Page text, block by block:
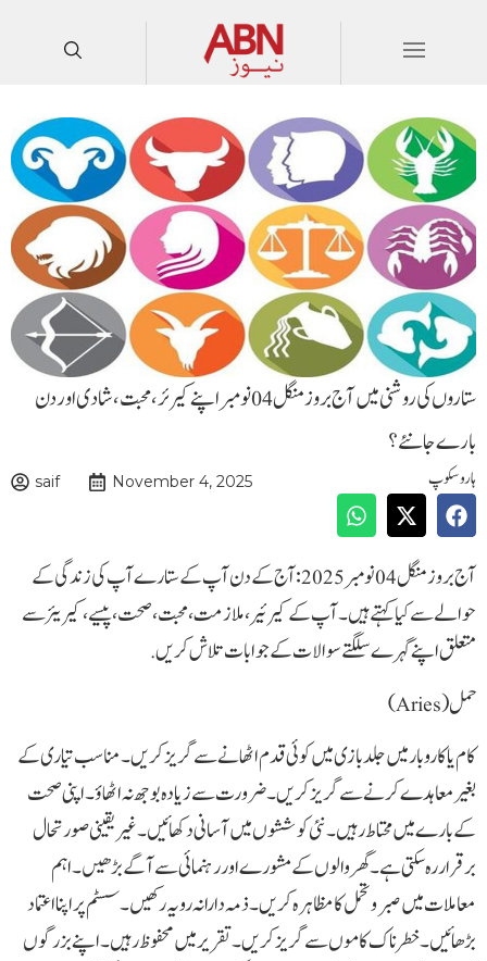
ستاروں کی روشنی میں آج بروزمنگل04نومبر اپنے کیرئر،محبت،شادی اور دن
بارے جانئے ؟
ہاروسکوپ saif November 4, 2025
آج بروزمنگل04نومبر 2025:آج کے دن آپ کے ستارے آپ کی زندگی کے
حوالے سے کیا کہتے ہیں ۔ آپ کے کیرئیر ، ملازمت، محبت، صحت، پیسے، کیریئر سے
متعلق اپنے گہرے سلگتے سوالات کے جوابات تلاش کریں.
حمل(Aries)
کام یا کاروبار میں جلد بازی میں کوئی قدم اٹھانے سے گریز کریں۔ مناسب تیاری کے
بغیر معاہدے کرنے سے گریز کریں۔ ضرورت سے زیادہ بوجھ نہ اٹھاؤ۔ اپنی صحت
کے بارے میں محتاط رہیں۔ نئی کوششوں میں آسانی دکھائیں۔ غیر یقینی صورتحال
برقرار رہ سکتی ہے۔ گھر والوں کے مشورے اور رہنمائی سے آگے بڑھیں۔ اہم
معاملات میں صبر و تحمل کا مظاہرہ کریں۔ ذمہ دارانہ رویہ رکھیں۔ سسٹم پر اپنا اعتماد
بڑھائیں۔ خطرناک کاموں سے گریز کریں۔ تقریر میں محفوظ رہیں۔ اپنے بزرگوں